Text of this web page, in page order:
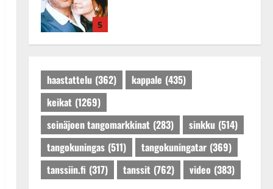
5
Tanssiin.fi
Julkaistu: 27.4.2025 |
haastattelu (362) kappale (435)
keikat (1269)
seinäjoen tangomarkkinat (283) sinkku (514)
tangokuningas (511) tangokuningatar (369)
tanssiin.fi (317) tanssit (762) video (383)